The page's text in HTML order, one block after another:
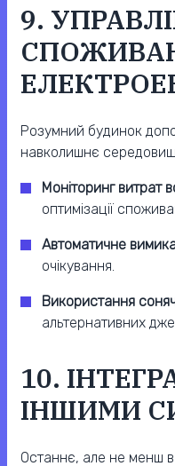
9.
Розумний будинок
навколишнє
Моніторинг витрат
оптимізації
Автоматичне
очікування.
Використання
альтернативних
10.
ІНШИМИ
Останнє, але не менш